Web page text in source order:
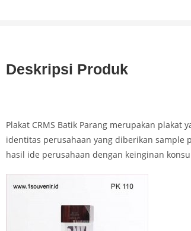
Deskripsi Produk
Plakat CRMS Batik Parang merupakan
identitas perusahaan yang diberikan
hasil ide perusahaan dengan keinginan